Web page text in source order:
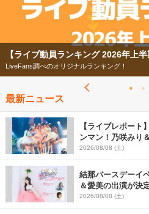
【ライブ動員ランキング 2026年上半
LiveFans調べのオリジナルランキング！
最新ニュース
【ライブレポート
ンマン！乃咲みり
Onephony新体制
＞
2026/08/08 (土)
結那バースデーイ
＆愛美の出演が決
2026/08/08 (土)